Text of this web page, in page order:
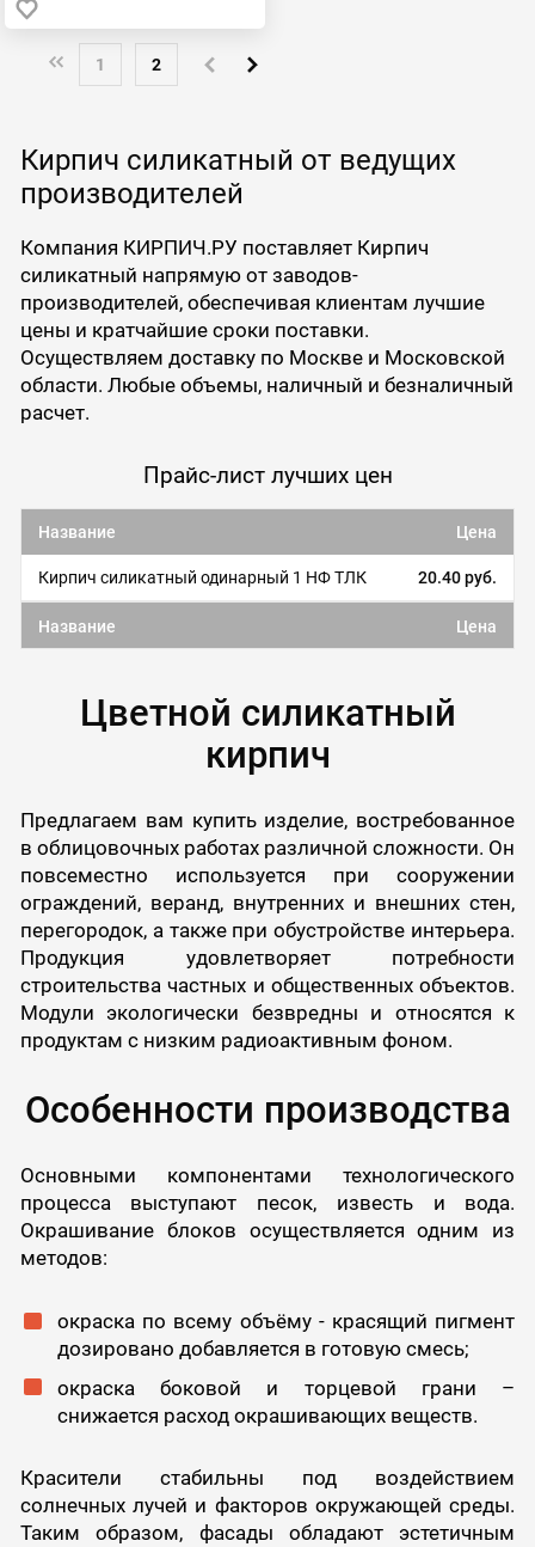
1 2
Кирпич силикатный от ведущих
производителей
Компания КИРПИЧ.РУ поставляет Кирпич
силикатный напрямую от заводов-
производителей, обеспечивая клиентам лучшие
цены и кратчайшие сроки поставки.
Осуществляем доставку по Москве и Московской
области. Любые объемы, наличный и безналичный
расчет.
Прайс-лист лучших цен
Название Цена
Кирпич силикатный одинарный 1 НФ ТЛК 20.40 руб.
Название Цена
Цветной силикатный
кирпич
Предлагаем вам купить изделие, востребованное
в облицовочных работах различной сложности. Он
повсеместно используется при сооружении
ограждений, веранд, внутренних и внешних стен,
перегородок, а также при обустройстве интерьера.
Продукция удовлетворяет потребности
строительства частных и общественных объектов.
Модули экологически безвредны и относятся к
продуктам с низким радиоактивным фоном.
Особенности производства
Основными компонентами технологического
процесса выступают песок, известь и вода.
Окрашивание блоков осуществляется одним из
методов:
окраска по всему объёму - красящий пигмент
дозировано добавляется в готовую смесь;
окраска боковой и торцевой грани –
снижается расход окрашивающих веществ.
Красители стабильны под воздействием
солнечных лучей и факторов окружающей среды.
Таким образом, фасады обладают эстетичным